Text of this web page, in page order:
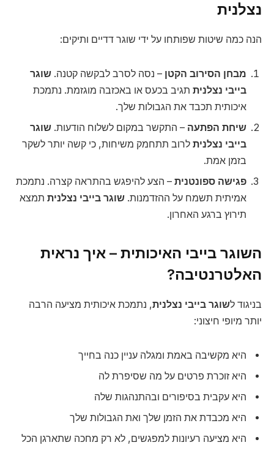
נצלנית
הנה כמה שיטות שפותחו על ידי שוגר דדיים ותיקים:
מבחן הסירוב הקטן – נסה לסרב לבקשה קטנה. שוגר
בייבי נצלנית תגיב בכעס או באכזבה מוגזמת. נתמכת
איכותית תכבד את הגבולות שלך.
שיחת הפתעה – התקשר במקום לשלוח הודעות. שוגר
בייבי נצלנית לרוב תתחמק משיחות, כי קשה יותר לשקר
בזמן אמת.
פגישה ספונטנית – הצע להיפגש בהתראה קצרה. נתמכת
אמיתית תשמח על ההזדמנות. שוגר בייבי נצלנית תמצא
תירוץ ברגע האחרון.
השוגר בייבי האיכותית – איך נראית
האלטרנטיבה?
בניגוד לשוגר בייבי נצלנית, נתמכת איכותית מציעה הרבה
יותר מיופי חיצוני:
היא מקשיבה באמת ומגלה עניין כנה בחייך
היא זוכרת פרטים על מה שסיפרת לה
היא עקבית בסיפורים ובהתנהגות שלה
היא מכבדת את הזמן שלך ואת הגבולות שלך
היא מציעה רעיונות למפגשים, לא רק מחכה שתארגן הכל